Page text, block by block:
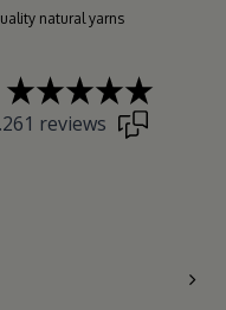
natural yarns
reviews